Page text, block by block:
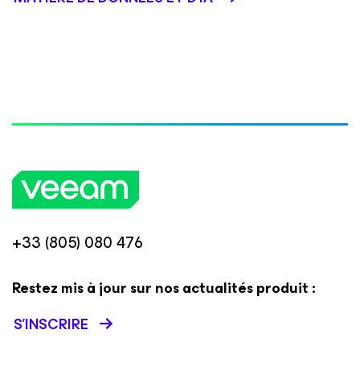
+33 (805) 080 476
Restez mis à jour sur nos actualités produit :
S’INSCRIRE